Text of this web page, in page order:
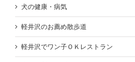
犬の健康・病気
軽井沢のお薦め散歩道
軽井沢でワン子ＯＫレストラン